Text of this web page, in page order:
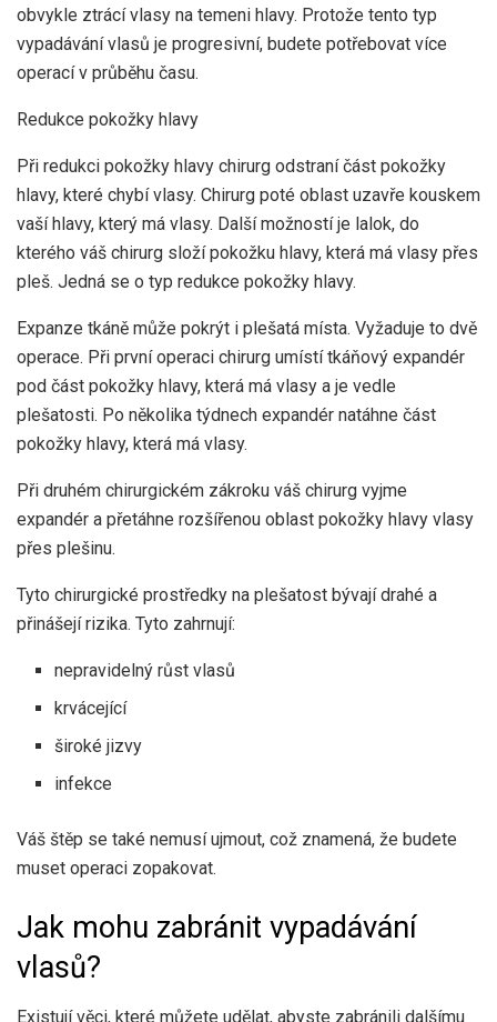
obvykle ztrácí vlasy na temeni hlavy. Protože tento typ
vypadávání vlasů je progresivní, budete potřebovat více
operací v průběhu času.
Redukce pokožky hlavy
Při redukci pokožky hlavy chirurg odstraní část pokožky
hlavy, které chybí vlasy. Chirurg poté oblast uzavře kouskem
vaší hlavy, který má vlasy. Další možností je lalok, do
kterého váš chirurg složí pokožku hlavy, která má vlasy přes
pleš. Jedná se o typ redukce pokožky hlavy.
Expanze tkáně může pokrýt i plešatá místa. Vyžaduje to dvě
operace. Při první operaci chirurg umístí tkáňový expandér
pod část pokožky hlavy, která má vlasy a je vedle
plešatosti. Po několika týdnech expandér natáhne část
pokožky hlavy, která má vlasy.
Při druhém chirurgickém zákroku váš chirurg vyjme
expandér a přetáhne rozšířenou oblast pokožky hlavy vlasy
přes plešinu.
Tyto chirurgické prostředky na plešatost bývají drahé a
přinášejí rizika. Tyto zahrnují:
nepravidelný růst vlasů
krvácející
široké jizvy
infekce
Váš štěp se také nemusí ujmout, což znamená, že budete
muset operaci zopakovat.
Jak mohu zabránit vypadávání
vlasů?
Existují věci, které můžete udělat, abyste zabránili dalšímu